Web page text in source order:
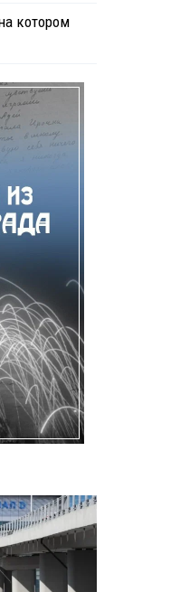
котором